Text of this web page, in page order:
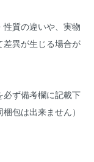
質の違いや、実物
差異が生じる場合が
ず備考欄に記載下
包は出来ません）